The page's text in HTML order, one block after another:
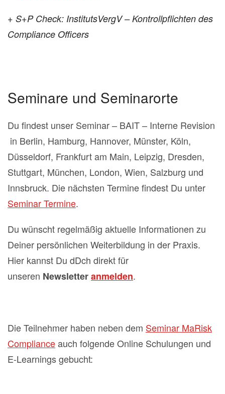
+ S+P Check: InstitutsVergV – Kontrollpflichten des
Compliance Officers
Seminare und Seminarorte
Du findest unser Seminar – BAIT – Interne Revision
in Berlin, Hamburg, Hannover, Münster, Köln,
Düsseldorf, Frankfurt am Main, Leipzig, Dresden,
Stuttgart, München, London, Wien, Salzburg und
Innsbruck. Die nächsten Termine findest Du unter
Seminar Termine.
Du wünscht regelmäßig aktuelle Informationen zu
Deiner persönlichen Weiterbildung in der Praxis.
Hier kannst Du dDch direkt für
unseren Newsletteranmelden.
Die Teilnehmer haben neben dem Seminar MaRisk
Complianceauch folgende Online Schulungen und
E-Learnings gebucht: